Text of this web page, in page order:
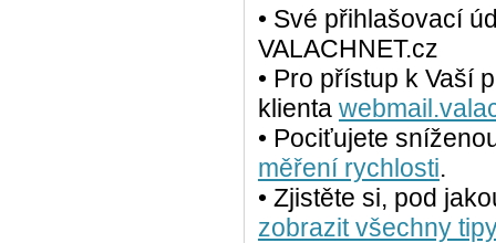
• Své přihlašovací
VALACHNET.cz
• Pro přístup k Vaší
klienta
• Pociťujete
měření rychlosti.
• Zjistěte si, pod
zobrazit všechny